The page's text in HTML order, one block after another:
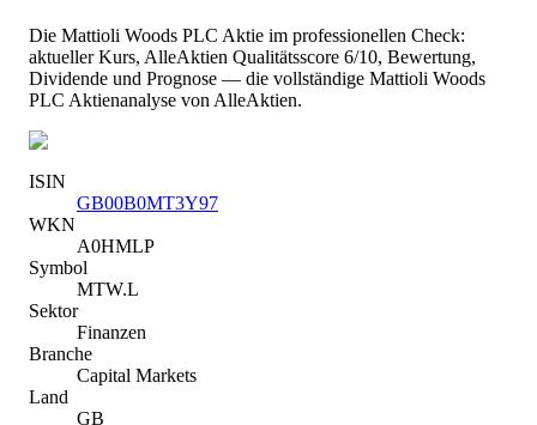
Die Mattioli Woods PLC Aktie im professionellen Check:
aktueller Kurs, AlleAktien Qualitätsscore 6/10, Bewertung,
Dividende und Prognose — die vollständige Mattioli Woods
PLC Aktienanalyse von AlleAktien.
ISIN
GB00B0MT3Y97
WKN
A0HMLP
Symbol
MTW.L
Sektor
Finanzen
Branche
Capital Markets
Land
GB